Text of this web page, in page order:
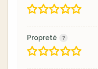
Propreté